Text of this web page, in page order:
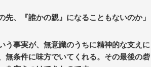
先、『誰かの親』になることもないのか」
う事実が、無意識のうちに精神的な支えに
無条件に味方でいてくれる。その最後の砦